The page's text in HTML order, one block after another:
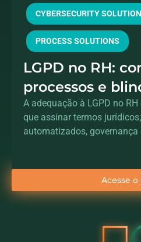
CYBERSECURITY
PROCESS SOLUTIONS
LGPD no RH:
processos e
dos
A adequação à LGPD no
que assinar termos
automatizados, governança
Acesse o